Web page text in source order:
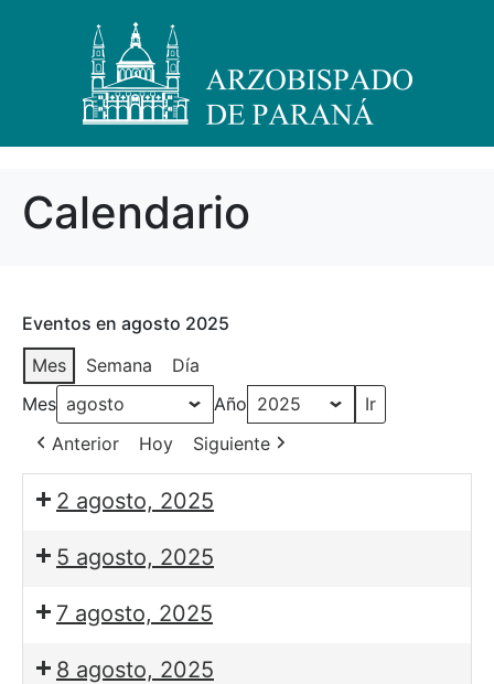
Calendario
Eventos en agosto 2025
Mes
Semana
Día
Mes
Año
Anterior
Hoy Siguiente
2 agosto, 2025
5 agosto, 2025
7 agosto, 2025
8 agosto, 2025